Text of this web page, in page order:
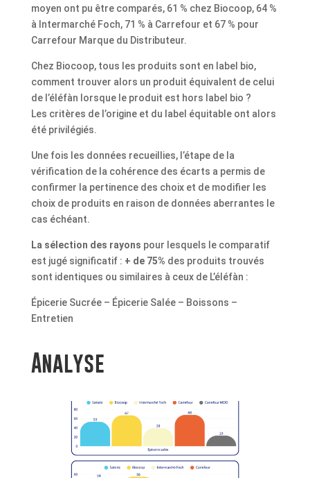
moyen ont pu être comparés, 61 % chez Biocoop, 64 %
à Intermarché Foch, 71 % à Carrefour et 67 % pour
Carrefour Marque du Distributeur.
Chez Biocoop, tous les produits sont en label bio,
comment trouver alors un produit équivalent de celui
de l’éléfàn lorsque le produit est hors label bio ?
Les critères de l’origine et du label équitable ont alors
été privilégiés.
Une fois les données recueillies, l’étape de la
vérification de la cohérence des écarts a permis de
confirmer la pertinence des choix et de modifier les
choix de produits en raison de données aberrantes le
cas échéant.
La sélection des rayons pour lesquels le comparatif
est jugé significatif : + de 75% des produits trouvés
sont identiques ou similaires à ceux de L’éléfàn :
Épicerie Sucrée – Épicerie Salée – Boissons –
Entretien
Analyse